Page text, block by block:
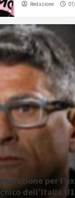
Redazione
per
dell’Italia